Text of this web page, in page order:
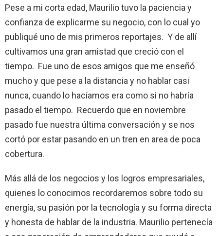
Pese a mi corta edad, Maurilio tuvo la paciencia y
confianza de explicarme su negocio, con lo cual yo
publiqué uno de mis primeros reportajes. Y de allí
cultivamos una gran amistad que creció con el
tiempo. Fue uno de esos amigos que me enseñó
mucho y que pese a la distancia y no hablar casi
nunca, cuando lo hacíamos era como si no habría
pasado el tiempo. Recuerdo que en noviembre
pasado fue nuestra última conversación y se nos
cortó por estar pasando en un tren en area de poca
cobertura.
Más allá de los negocios y los logros empresariales,
quienes lo conocimos recordaremos sobre todo su
energía, su pasión por la tecnología y su forma directa
y honesta de hablar de la industria. Maurilio pertenecía